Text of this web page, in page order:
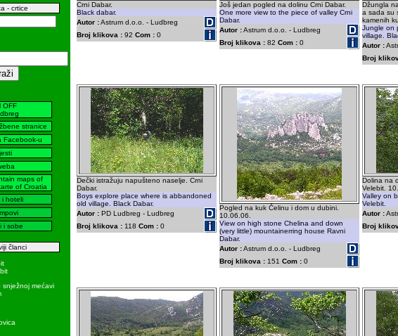
- crtice
OFF
stranice
Facebook-u
maps of
of Croatia
i hoteli
i sobe
članci
snježnoj mećavi
Crni Dabar.
Black dabar.
Autor :Astrum d.o.o. - Ludbreg
Broj klikova : 92 Com : 0
Još jedan pogled na dolinu Crni Dabar.
One more view to the piece of valley Crni
Dabar.
Autor :Astrum d.o.o. - Ludbreg
Broj klikova : 82 Com : 0
Džungla
a sada su
kamenih
Jungle on
village.
Autor :
Broj
Dečki istražuju napušteno naselje. Crni
Dabar.
Boys explore place where is abbandoned
old village. Black Dabar.
Autor : PD Ludbreg - Ludbreg
Broj klikova : 118 Com : 0
Pogled na kuk Čelinu i dom u dubini.
10.06.06.
View on high stone Chelina and down
(very little) mountainerring house Ravni
Dabar.
Autor :Astrum d.o.o. - Ludbreg
Broj klikova : 151 Com : 0
Dolina na
Velebit.
Valley on
Velebit.
Autor :
Broj